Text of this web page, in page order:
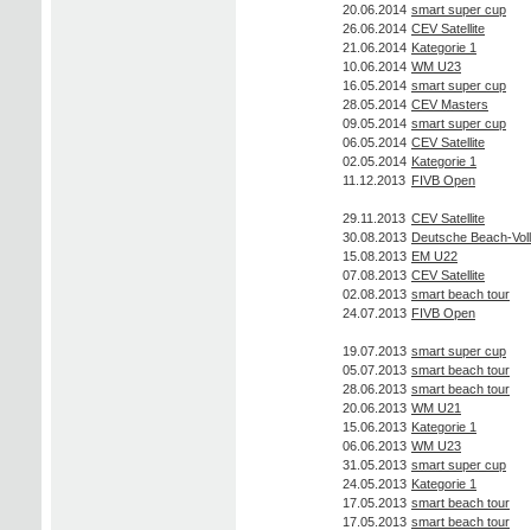
20.06.2014 smart super cup
26.06.2014 CEV Satellite
21.06.2014 Kategorie 1
10.06.2014 WM U23
16.05.2014 smart super cup
28.05.2014 CEV Masters
09.05.2014 smart super cup
06.05.2014 CEV Satellite
02.05.2014 Kategorie 1
11.12.2013 FIVB Open
29.11.2013 CEV Satellite
30.08.2013 Deutsche Beach-
15.08.2013 EM U22
07.08.2013 CEV Satellite
02.08.2013 smart beach tour
24.07.2013 FIVB Open
19.07.2013 smart super cup
05.07.2013 smart beach tour
28.06.2013 smart beach tour
20.06.2013 WM U21
15.06.2013 Kategorie 1
06.06.2013 WM U23
31.05.2013 smart super cup
24.05.2013 Kategorie 1
17.05.2013 smart beach tour
17.05.2013 smart beach tour